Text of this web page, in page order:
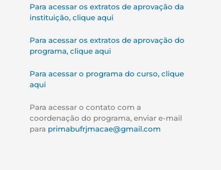
Para acessar os extratos de aprovação da
instituição, clique aqui
Para acessar os extratos de aprovação do
programa, clique aqui
Para acessar o programa do curso, clique
aqui
Para acessar o contato com a
coordenação do programa, enviar e-mail
para primabufrjmacae@gmail.com